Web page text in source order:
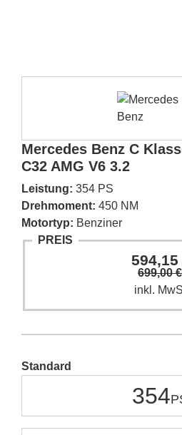
Mercedes Benz C
C32 AMG V6 3.2
Leistung: 354 PS
Drehmoment: 450 NM
Motortyp: Benziner
PREIS
594,15
699,00
inkl.
Standard
354